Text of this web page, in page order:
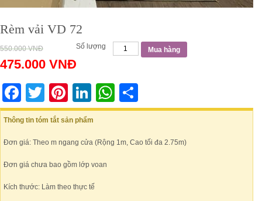
Rèm vải VD 72
550.000VNĐ
475.000 VNĐ
Số lượng Mua hàng
Facebook
TwitterPinterest
LinkedIn
WhatsApp
Thông tin tóm tắt sản phẩm
Đơn giá: Theo m ngang cửa (Rộng 1m, Cao tối đa 2.75m)
Đơn giá chưa bao gồm lớp voan
Kích thước: Làm theo thực tế